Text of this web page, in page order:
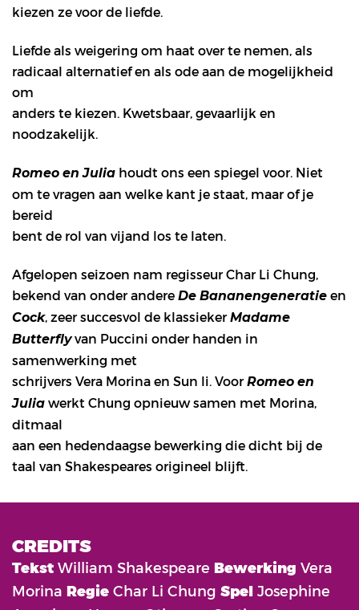
kiezen ze voor de liefde.
Liefde als weigering om haat over te nemen, als
radicaal alternatief en als ode aan de mogelijkheid
om
anders te kiezen. Kwetsbaar, gevaarlijk en
noodzakelijk.
Romeo en Julia houdt ons een spiegel voor. Niet
om te vragen aan welke kant je staat, maar of je
bereid
bent de rol van vijand los te laten.
Afgelopen seizoen nam regisseur Char Li Chung,
bekend van onder andere De Bananengeneratie en
Cock, zeer succesvol de klassiekerMadame
Butterflyvan Puccini onder handen in
samenwerking met
schrijvers Vera Morina en Sun li. VoorRomeo en
Julia werkt Chung opnieuw samen met Morina,
ditmaal
aan een hedendaagse bewerking die dicht bij de
taal van Shakespeares origineel blijft.
CREDITS
Tekst William Shakespeare Bewerking Vera
Morina Regie Char Li Chung Spel Josephine